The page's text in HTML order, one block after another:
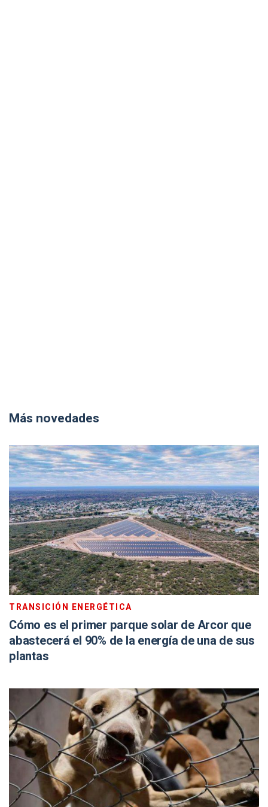
Más novedades
TRANSICIÓN ENERGÉTICA
Cómo es el primer parque solar de Arcor que
abastecerá el 90% de la energía de una de sus
plantas